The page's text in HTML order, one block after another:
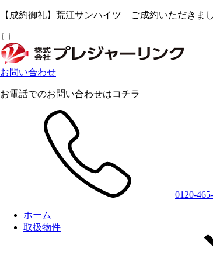
【成約御礼】荒江サンハイツ ご成約いただきま
お問い合わせ
お電話でのお問い合わせはコチラ
0120-
ホーム
取扱物件